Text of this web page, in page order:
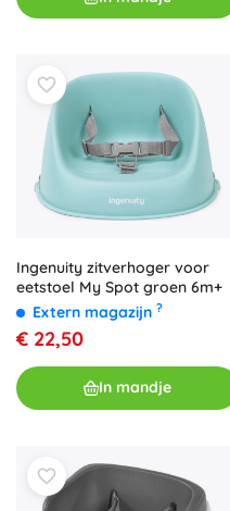
Ingenuity zitverhoger voor
eetstoel My Spot groen 6m+
Extern magazijn ?
€ 22,50
In mandje